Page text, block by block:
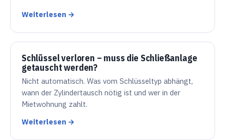
Weiterlesen →
Schlüssel verloren – muss die Schließanlage
getauscht werden?
Nicht automatisch. Was vom Schlüsseltyp abhängt,
wann der Zylindertausch nötig ist und wer in der
Mietwohnung zahlt.
Weiterlesen →